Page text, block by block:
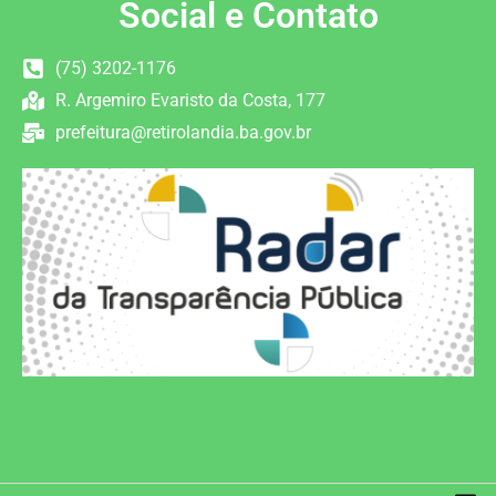
Social e Contato
(75) 3202-1176
R. Argemiro Evaristo da Costa, 177
prefeitura@retirolandia.ba.gov.br